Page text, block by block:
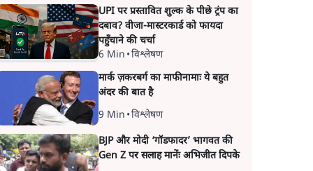
UPI पर प्रस्तावित शुल्क के पीछे ट्रंप का
दबाव? वीजा-मास्टरकार्ड को फायदा
पहुँचाने की चर्चा
6 Min •विश्लेषण
मार्क ज़करबर्ग का माफीनामाः ये बहुत
अंदर की बात है
9 Min •विश्लेषण
BJP और मोदी ‘गॉडफादर’ भागवत की
Gen Z पर सलाह मानेंः अभिजीत दिपके